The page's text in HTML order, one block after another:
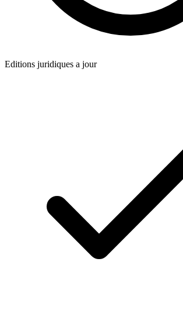
Editions juridiques a jour